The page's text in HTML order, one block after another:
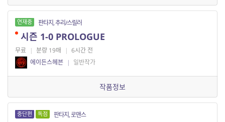
연재중 판타지, 추리/스릴러
시즌 1-0 PROLOGUE
무료 | 분량 19매 | 6시간 전
에이든스헤븐 | 일반작가
작품정보
중단편 독점 판타지, 로맨스